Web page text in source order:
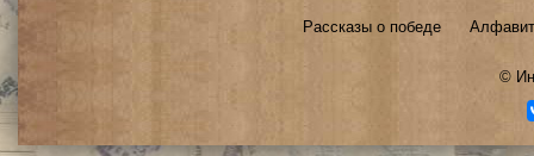
Рассказы о победе
©